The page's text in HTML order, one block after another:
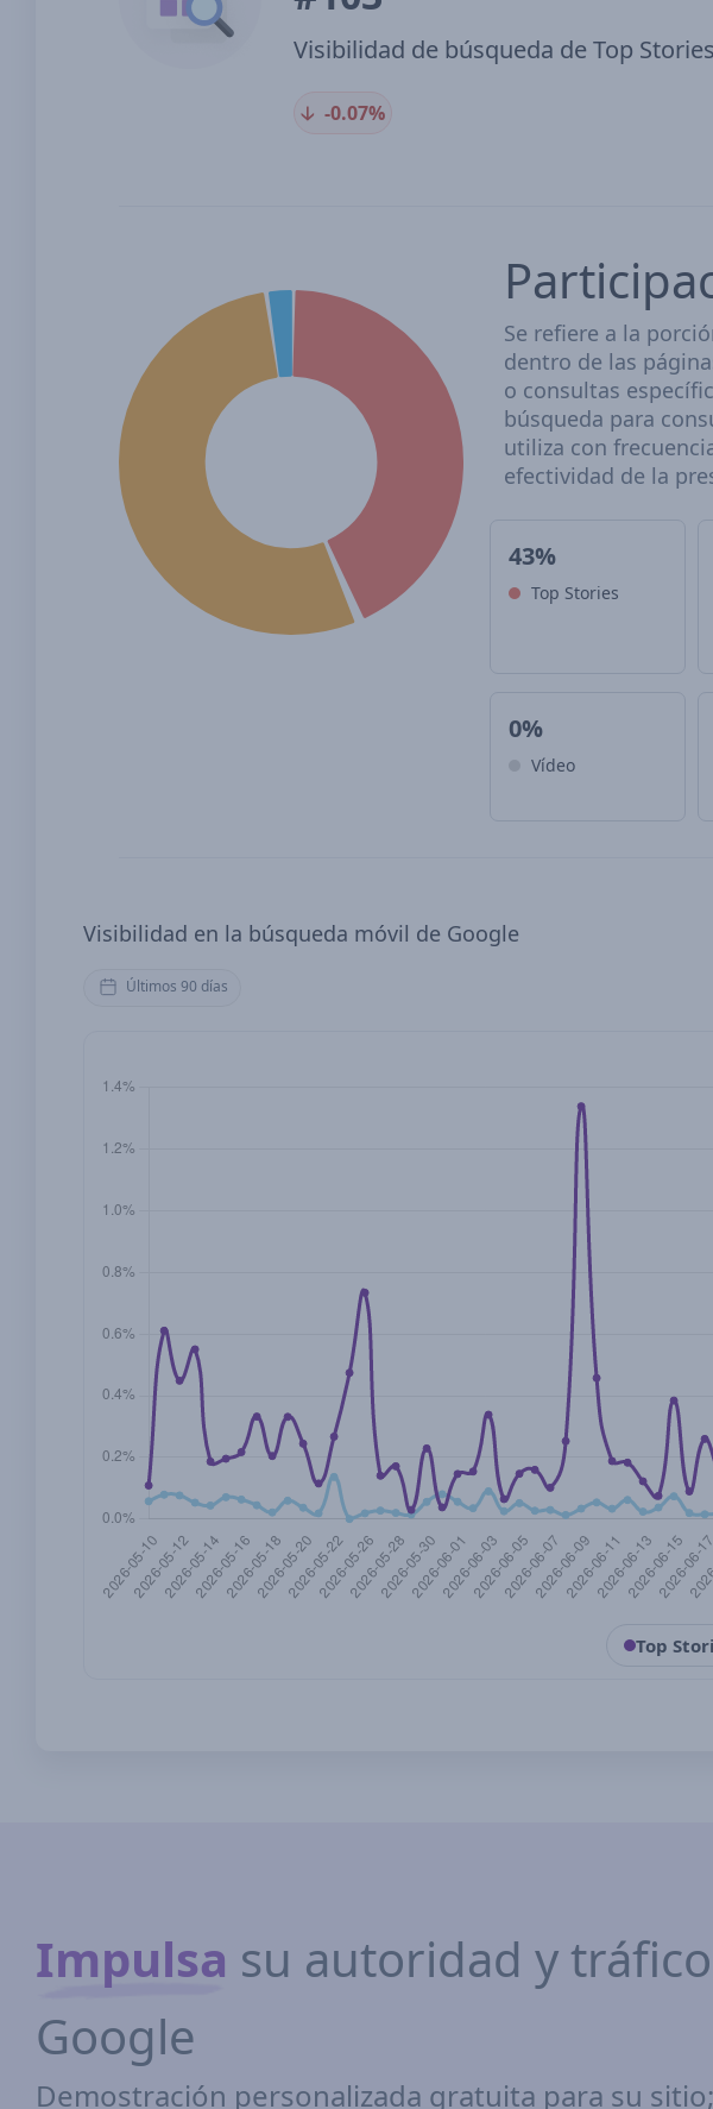
Visibilidad de búsqueda de Top Stories
🡣 -0.07%
Se refiere a la
dentro de las
o consultas
búsqueda para
utiliza con
efectividad de la
43%
Top Stories
0%
Vídeo
Visibilidad en la búsqueda móvil de Google
Últimos 90 días
Top
Impulsa su autoridad y
Google
Demostración personalizada gratuita para su sitio;